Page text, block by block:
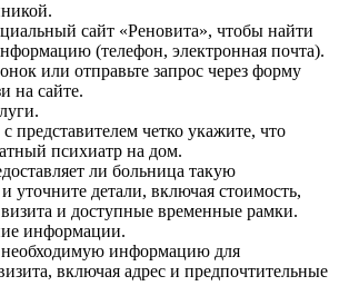
сайт «Реновита», чтобы найти
(телефон, электронная почта).
или отправьте запрос через форму
на сайте.
представителем четко укажите, что
психиатр на дом.
ли больница такую
уточните детали, включая стоимость,
визита и доступные временные рамки.
информации.
необходимую информацию для
включая адрес и предпочтительные